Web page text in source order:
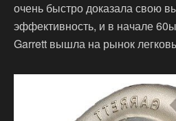
очень быстро доказала свою
эффективность, и в начале
Garrett вышла на рынок